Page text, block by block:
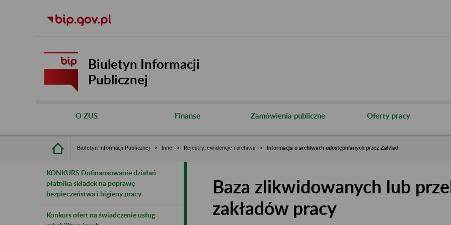
Biuletyn Informacji
Publicznej
O ZUS Finanse Zamówienia publiczne Oferty pracy
Biuletyn Informacji Publicznej Inne Rejestry, ewidencje i archiwa Informacja o archiwach udostępnianych przez Zakład
KONKURS Dofinansowanie działań
płatnika składek na poprawę
bezpieczeństwa i higieny pracy
Konkurs ofert na świadczenie usług
Baza zlikwidowanych lub
zakładów pracy